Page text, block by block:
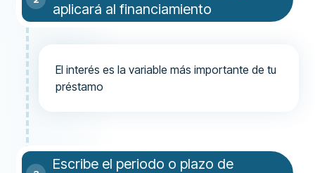
aplicará al financiamiento
El interés es la variable más importante de tu
préstamo
Escribe el periodo o plazo de